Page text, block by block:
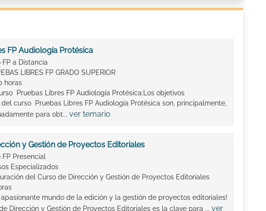
FP Audiología Protésica
FP a Distancia
LIBRES FP GRADO SUPERIOR
horas
Pruebas Libres FP Audiología Protésica:Los objetivos
curso Pruebas Libres FP Audiología Protésica son, principalmente,
para obt... ver temario
y Gestión de Proyectos Editoriales
FP Presencial
Especializados
del Curso de Dirección y Gestión de Proyectos Editoriales
apasionante mundo de la edición y la gestión de proyectos editoriales!
Dirección y Gestión de Proyectos Editoriales es la clave para ... ver